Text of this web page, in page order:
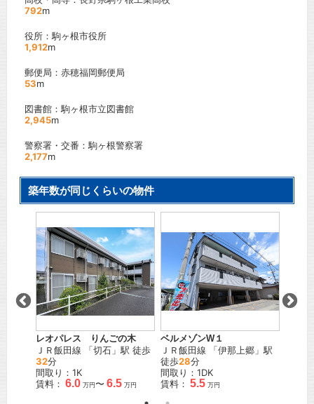
792m
役所：駒ヶ根市役所
1,912m
郵便局：赤穂福岡郵便局
53m
図書館：駒ヶ根市立図書館
2,945m
警察署・交番：駒ヶ根警察署
2,177m
築年数が同じくらいの物件
レオパレス りんごの木
ＪＲ飯田線 「切石 」駅 徒歩
32分
間取り：1K
賃料： 6.0 万円〜 6.5 万円
ベルメゾンW１
ＪＲ飯田線 「伊那上郷 」駅
徒歩28分
間取り：1DK
賃料： 5.5 万円